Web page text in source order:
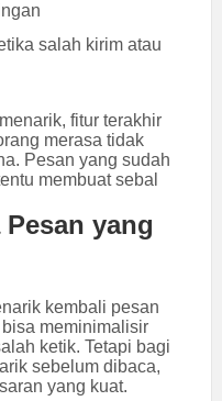
salah kirim atau
fitur terakhir
merasa tidak
Pesan yang sudah
membuat sebal
yang
kembali pesan
meminimalisir
ketik. Tetapi bagi
sebelum dibaca,
yang kuat.